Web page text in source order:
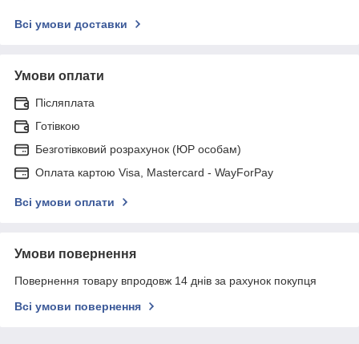
Всі умови доставки
Умови оплати
Післяплата
Готівкою
Безготівковий розрахунок (ЮР особам)
Оплата картою Visa, Mastercard - WayForPay
Всі умови оплати
Умови повернення
Повернення товару впродовж 14 днів за рахунок покупця
Всі умови повернення